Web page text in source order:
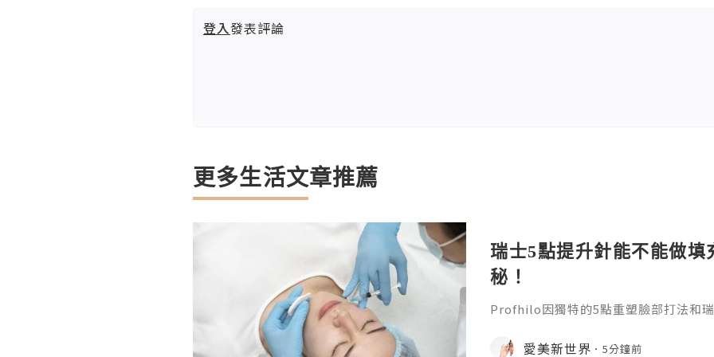
登入發表評論
更多生活文章推薦
瑞士5點提升針能不能做
秘！
Profhilo因獨特的5點重塑臉部打法和
麼？它有什麼效果？瑞士5點提升針有
愛美新世界 5分鐘前